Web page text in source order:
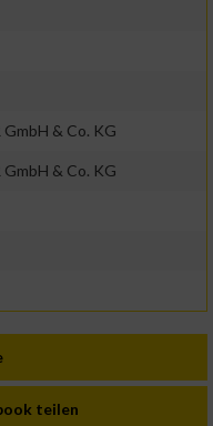
GmbH & Co. KG
GmbH & Co. KG
teilen